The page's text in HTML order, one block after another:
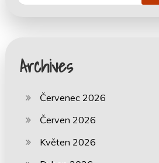
Archives
Červenec 2026
Červen 2026
Květen 2026